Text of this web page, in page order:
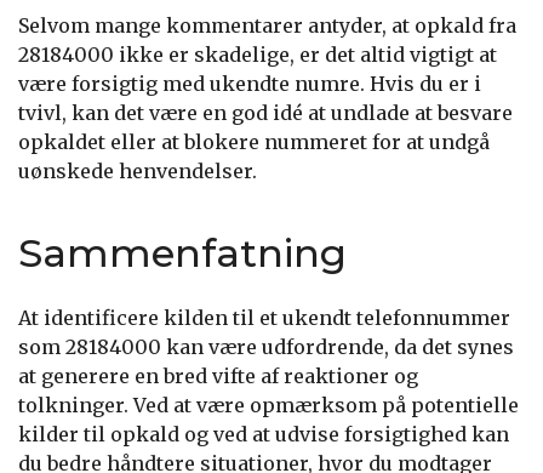
Selvom mange kommentarer antyder, at opkald fra
28184000 ikke er skadelige, er det altid vigtigt at
være forsigtig med ukendte numre. Hvis du er i
tvivl, kan det være en god idé at undlade at besvare
opkaldet eller at blokere nummeret for at undgå
uønskede henvendelser.
Sammenfatning
At identificere kilden til et ukendt telefonnummer
som 28184000 kan være udfordrende, da det synes
at generere en bred vifte af reaktioner og
tolkninger. Ved at være opmærksom på potentielle
kilder til opkald og ved at udvise forsigtighed kan
du bedre håndtere situationer, hvor du modtager